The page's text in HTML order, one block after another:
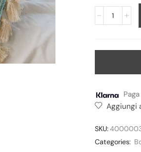
Aggiungi
SKU:
Categories: